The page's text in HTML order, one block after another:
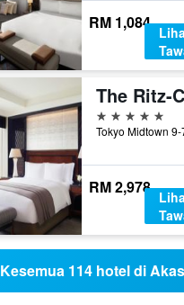
RM 1,084
5 bintang
RM 2,978
Kesemua 114 hotel di